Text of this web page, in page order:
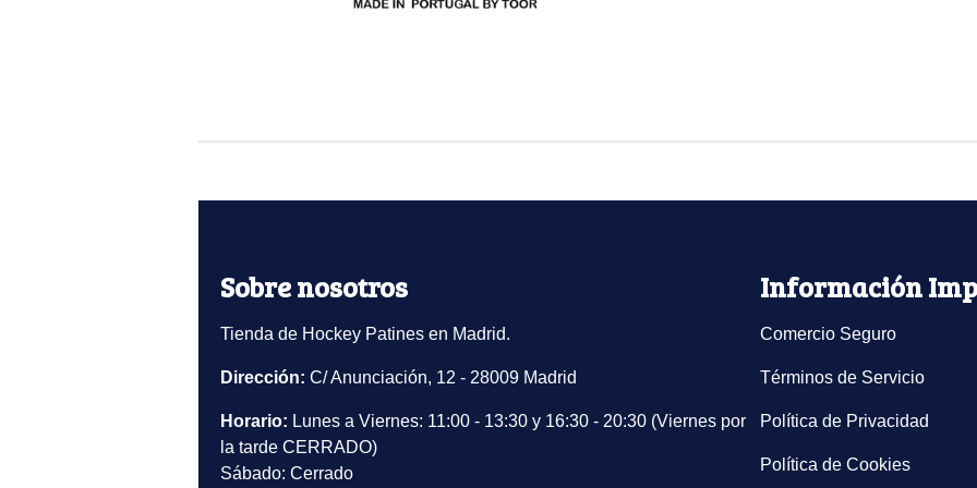
Sobre nosotros
Tienda de Hockey Patines en Madrid.
Dirección: C/ Anunciación, 12 - 28009 Madrid
Horario: Lunes a Viernes: 11:00 - 13:30 y 16:30 - 20:30 (Viernes por
la tarde CERRADO)
Sábado: Cerrado
Información
Comercio Seguro
Términos de Servicio
Política de Privacidad
Política de Cookies